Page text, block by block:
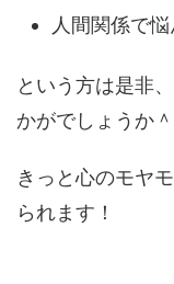
人間関係で悩
という方は是非
かがでしょうか＾
きっと心のモヤ
られます！